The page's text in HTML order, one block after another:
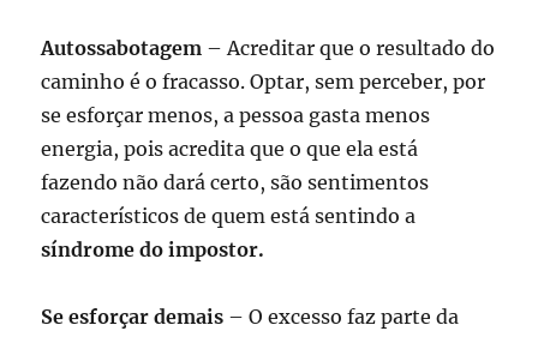
Autossabotagem – Acreditar que o resultado do
caminho é o fracasso. Optar, sem perceber, por
se esforçar menos, a pessoa gasta menos
energia, pois acredita que o que ela está
fazendo não dará certo, são sentimentos
característicos de quem está sentindo a
síndrome do impostor.
Se esforçar demais – O excesso faz parte da